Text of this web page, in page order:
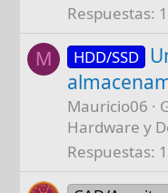
Respuestas 1
M HDD/SSD
Mauricio06
Hardware y
Respuestas 1